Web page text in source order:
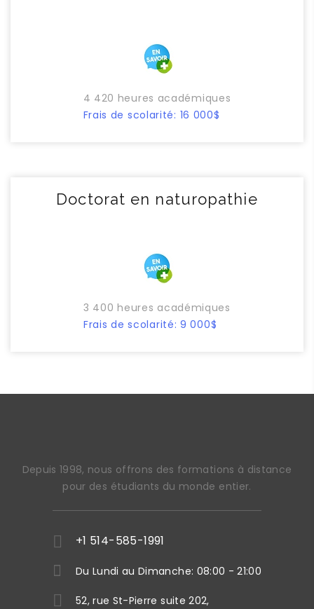
4 420 heures académiques
Frais de scolarité: 16 000$
Doctorat en naturopathie
3 400 heures académiques
Frais de scolarité: 9 000$
Depuis 1998, nous offrons des formations à distance
pour des étudiants du monde entier.
+1 514-585-1991
Du Lundi au Dimanche: 08:00 - 21:00
52, rue St-Pierre suite 202,